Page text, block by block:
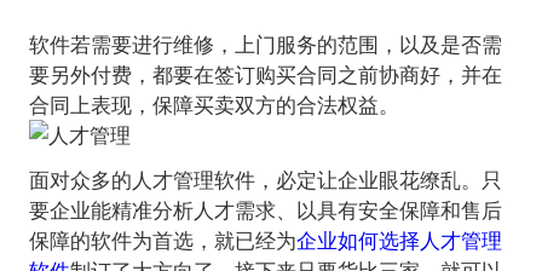
软件若需要进行维修，上门服务的范围，以及是否需
要另外付费，都要在签订购买合同之前协商好，并在
面对众多的人才管理软件，必定让企业眼花缭乱。只
要企业能精准分析人才需求、以具有安全保障和售后
保障的软件为首选，就已经为企业如何选择人才管理